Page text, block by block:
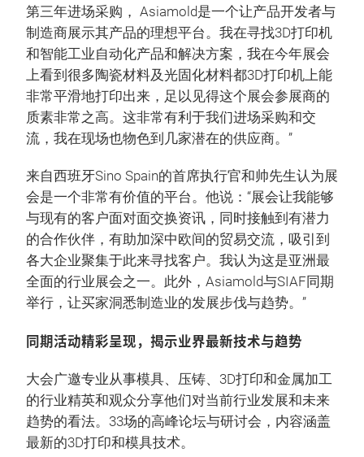
第三年进场采购， Asiamold是一个让产品开发者与
制造商展示其产品的理想平台。我在寻找3D打印机
和智能工业自动化产品和解决方案，我在今年展会
上看到很多陶瓷材料及光固化材料都3D打印机上能
非常平滑地打印出来，足以见得这个展会参展商的
质素非常之高。这非常有利于我们进场采购和交
流，我在现场也物色到几家潜在的供应商。”
来自西班牙Sino Spain的首席执行官和帅先生认为展
会是一个非常有价值的平台。他说：“展会让我能够
与现有的客户面对面交换资讯，同时接触到有潜力
的合作伙伴，有助加深中欧间的贸易交流，吸引到
各大企业聚集于此来寻找客户。我认为这是亚洲最
全面的行业展会之一。此外，Asiamold与SIAF同期
举行，让买家洞悉制造业的发展步伐与趋势。”
同期活动精彩呈现，揭示业界最新技术与趋势
大会广邀专业从事模具、压铸、3D打印和金属加工
的行业精英和观众分享他们对当前行业发展和未来
趋势的看法。3​​3场的高峰论坛与研讨会，内容涵盖
最新的3D打印和模具技术。